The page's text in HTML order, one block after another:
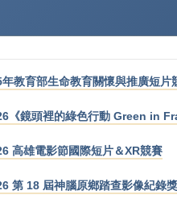
年教育部生命教育關懷與推廣短片
《鏡頭裡的綠色行動 Green in
高雄電影節國際短片＆XR競賽
第 18 屆神腦原鄉踏查影像紀錄獎